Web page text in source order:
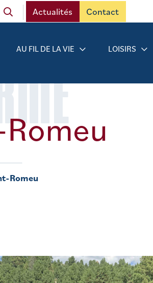
Contact
Actualités
AU FIL DE LA VIE LOISIRS
Romeu